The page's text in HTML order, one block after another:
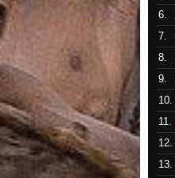
6.
7.
8.
9.
10.
11.
12.
13.